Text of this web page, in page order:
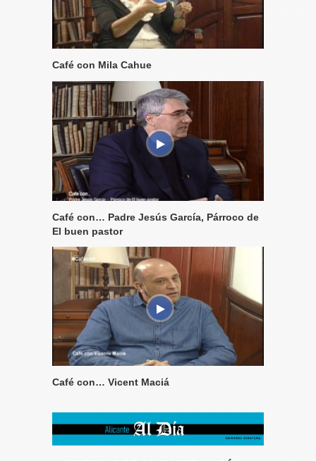
Café con Mila Cahue
Café con… Padre Jesús García, Párroco de
El buen pastor
Café con… Vicent Maciá